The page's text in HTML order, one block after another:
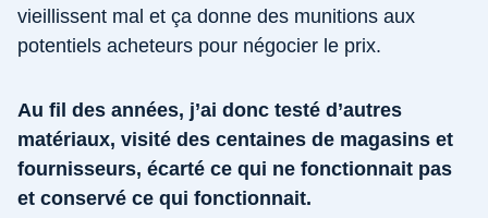
vieillissent mal et ça donne des munitions aux
potentiels acheteurs pour négocier le prix.
Au fil des années, j’ai donc testé d’autres
matériaux, visité des centaines de magasins et
fournisseurs, écarté ce qui ne fonctionnait pas
et conservé ce qui fonctionnait.